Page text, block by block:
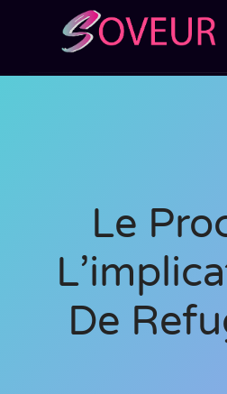
Le
De